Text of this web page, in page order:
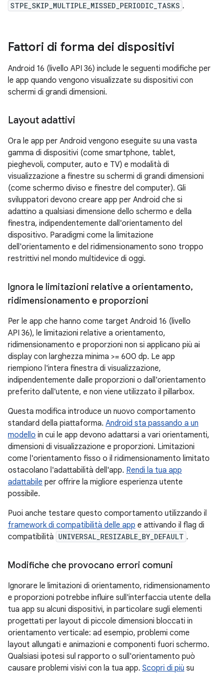
STPE_SKIP_MULTIPLE_MISSED_PERIODIC_TASKS .
Fattori di forma dei dispositivi
Android 16 (livello API 36) include le seguenti modifiche per
le app quando vengono visualizzate su dispositivi con
schermi di grandi dimensioni.
Layout adattivi
Ora le app per Android vengono eseguite su una vasta
gamma di dispositivi (come smartphone, tablet,
pieghevoli, computer, auto e TV) e modalità di
visualizzazione a finestre su schermi di grandi dimensioni
(come schermo diviso e finestre del computer). Gli
sviluppatori devono creare app per Android che si
adattino a qualsiasi dimensione dello schermo e della
finestra, indipendentemente dall'orientamento del
dispositivo. Paradigmi come la limitazione
dell'orientamento e del ridimensionamento sono troppo
restrittivi nel mondo multidevice di oggi.
Ignora le limitazioni relative a orientamento,
ridimensionamento e proporzioni
Per le app che hanno come target Android 16 (livello
API 36), le limitazioni relative a orientamento,
ridimensionamento e proporzioni non si applicano più ai
display con larghezza minima >= 600 dp. Le app
riempiono l'intera finestra di visualizzazione,
indipendentemente dalle proporzioni o dall'orientamento
preferito dall'utente, e non viene utilizzato il pillarbox.
Questa modifica introduce un nuovo comportamento
standard della piattaforma. Android sta passando a un
modello in cui le app devono adattarsi a vari orientamenti,
dimensioni di visualizzazione e proporzioni. Limitazioni
come l'orientamento fisso o il ridimensionamento limitato
ostacolano l'adattabilità dell'app. Rendi la tua app
adattabile per offrire la migliore esperienza utente
possibile.
Puoi anche testare questo comportamento utilizzando il
framework di compatibilità delle app e attivando il flag di
compatibilità UNIVERSAL_RESIZABLE_BY_DEFAULT .
Modifiche che provocano errori comuni
Ignorare le limitazioni di orientamento, ridimensionamento
e proporzioni potrebbe influire sull'interfaccia utente della
tua app su alcuni dispositivi, in particolare sugli elementi
progettati per layout di piccole dimensioni bloccati in
orientamento verticale: ad esempio, problemi come
layout allungati e animazioni e componenti fuori schermo.
Qualsiasi ipotesi sul rapporto o sull'orientamento può
causare problemi visivi con la tua app. Scopri di più su